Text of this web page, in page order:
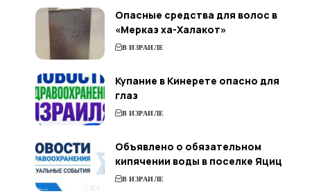
Опасные средства для волос в
«Мерказ ха-Халакот»
В ИЗРАИЛЕ
Купание в Кинерете опасно для
глаз
В ИЗРАИЛЕ
Объявлено о обязательном
кипячении воды в поселке Яциц
В ИЗРАИЛЕ